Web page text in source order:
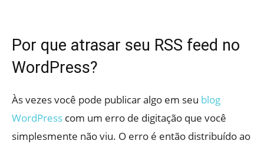
Por que atrasar seu RSS feed no
WordPress?
Às vezes você pode publicar algo em seu blog
WordPress com um erro de digitação que você
simplesmente não viu. O erro é então distribuído ao